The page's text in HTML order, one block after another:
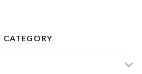
CATEGORY